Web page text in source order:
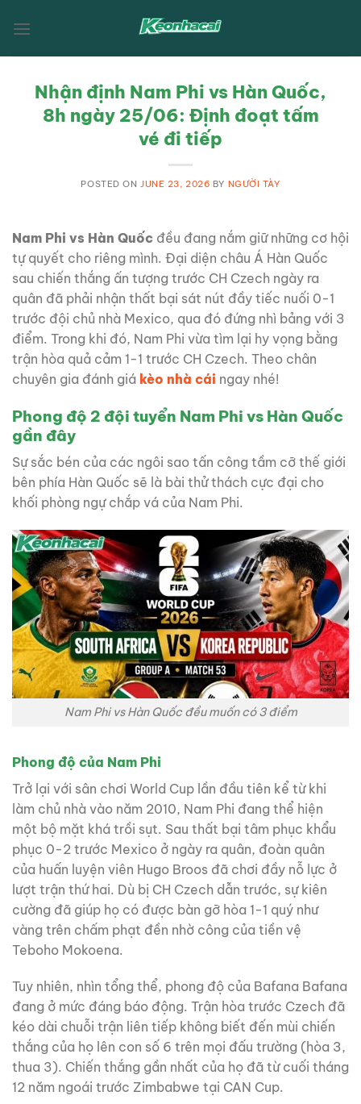
Nhận định Nam Phi vs Hàn Quốc,
8h ngày 25/06: Định đoạt tấm
vé đi tiếp
POSTED ONJUNE 23, 2026 BY NGƯỜI TÀY
Nam Phi vs Hàn Quốc đều đang nắm giữ những cơ hội
tự quyết cho riêng mình. Đại diện châu Á Hàn Quốc
sau chiến thắng ấn tượng trước CH Czech ngày ra
quân đã phải nhận thất bại sát nút đầy tiếc nuối 0-1
trước đội chủ nhà Mexico, qua đó đứng nhì bảng với 3
điểm. Trong khi đó, Nam Phi vừa tìm lại hy vọng bằng
trận hòa quả cảm 1-1 trước CH Czech. Theo chân
chuyên gia đánh giá kèo nhà cái ngay nhé!
Phong độ 2 đội tuyển Nam Phi vs Hàn Quốc
gần đây
Sự sắc bén của các ngôi sao tấn công tầm cỡ thế giới
bên phía Hàn Quốc sẽ là bài thử thách cực đại cho
khối phòng ngự chắp vá của Nam Phi.
Nam Phi vs Hàn Quốc đều muốn có 3 điểm
Phong độ của Nam Phi
Trở lại với sân chơi World Cup lần đầu tiên kể từ khi
làm chủ nhà vào năm 2010, Nam Phi đang thể hiện
một bộ mặt khá trồi sụt. Sau thất bại tâm phục khẩu
phục 0-2 trước Mexico ở ngày ra quân, đoàn quân
của huấn luyện viên Hugo Broos đã chơi đầy nỗ lực ở
lượt trận thứ hai. Dù bị CH Czech dẫn trước, sự kiên
cường đã giúp họ có được bàn gỡ hòa 1-1 quý như
vàng trên chấm phạt đền nhờ công của tiền vệ
Teboho Mokoena.
Tuy nhiên, nhìn tổng thể, phong độ của Bafana Bafana
đang ở mức đáng báo động. Trận hòa trước Czech đã
kéo dài chuỗi trận liên tiếp không biết đến mùi chiến
thắng của họ lên con số 6 trên mọi đấu trường (hòa 3,
thua 3). Chiến thắng gần nhất của họ đã từ cuối tháng
12 năm ngoái trước Zimbabwe tại CAN Cup.